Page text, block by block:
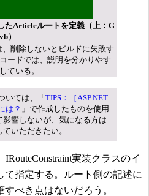
たArticleルートを定義（上：G
）
削除しないとビルドに失敗す
ードでは、説明を分かりやす
ている。
いては、「 TIPS：［ASP.NET
は？ 」で作成したものを使用
響しないが、気になる方は
いただきたい。
実装クラスのイ
て指定する。ルート側の記述に
べき点はないだろう。